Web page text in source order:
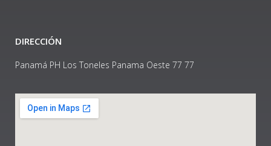
DIRECCIÓN
Panamá PH Los Toneles Panama Oeste 77 77